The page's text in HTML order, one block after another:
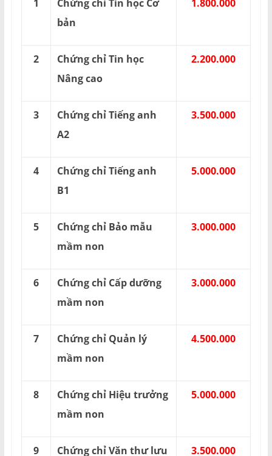
1
Chứng chỉ Tin học Cơ
bản
1.800.000
2
Chứng chỉ Tin học
Nâng cao
2.200.000
3
Chứng chỉ Tiếng anh
A2
3.500.000
4
Chứng chỉ Tiếng anh
B1
5.000.000
5
Chứng chỉ Bảo mẫu
mầm non
3.000.000
6
Chứng chỉ Cấp dưỡng
mầm non
3.000.000
7
Chứng chỉ Quản lý
mầm non
4.500.000
8
Chứng chỉ Hiệu trưởng
mầm non
5.000.000
9
Chứng chỉ Văn thư lưu
3.500.000